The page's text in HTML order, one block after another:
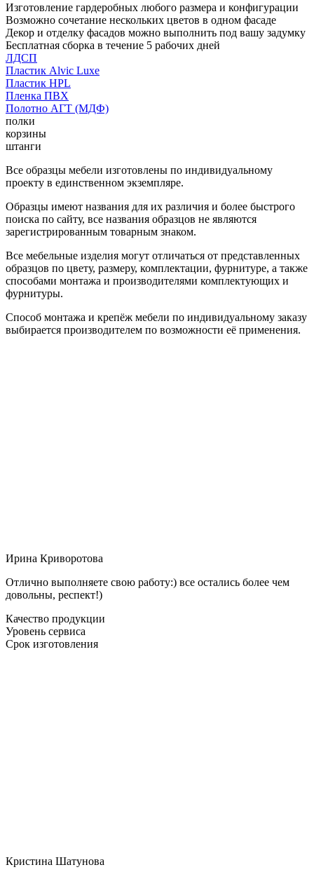
Изготовление гардеробных любого размера и конфигурации
Возможно сочетание нескольких цветов в одном фасаде
Декор и отделку фасадов можно выполнить под вашу задумку
Бесплатная сборка в течение 5 рабочих дней
ЛДСП
Пластик Alvic Luxe
Пластик HPL
Пленка ПВХ
Полотно АГТ (МДФ)
полки
корзины
штанги
Все образцы мебели изготовлены по индивидуальному
проекту в единственном экземпляре.
Образцы имеют названия для их различия и более быстрого
поиска по сайту, все названия образцов не являются
зарегистрированным товарным знаком.
Все мебельные изделия могут отличаться от представленных
образцов по цвету, размеру, комплектации, фурнитуре, а также
способами монтажа и производителями комплектующих и
фурнитуры.
Способ монтажа и крепёж мебели по индивидуальному заказу
выбирается производителем по возможности её применения.
Ирина Криворотова
Отлично выполняете свою работу:) все остались более чем
довольны, респект!)
Качество продукции
Уровень сервиса
Срок изготовления
Кристина Шатунова